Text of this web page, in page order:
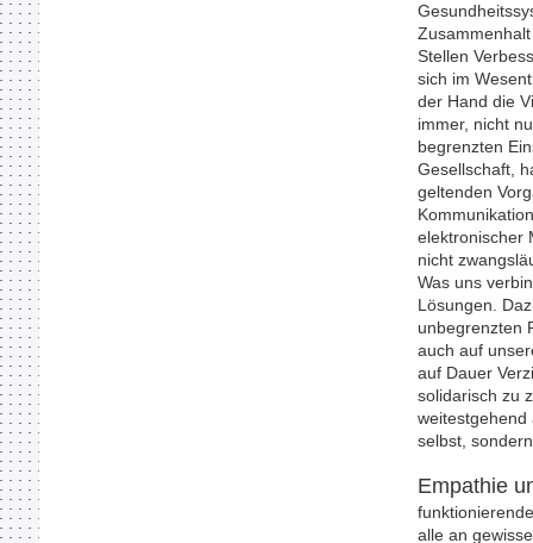
Stellen
sich im
der Hand die
immer, nicht
begrenzten
Gesellschaft,
geltenden
elektronischer
nicht
Was uns
Lösungen.
unbegrenzten
auch auf
auf Dauer
solidarisch zu
weitestgehend
selbst,
Empathie
alle an